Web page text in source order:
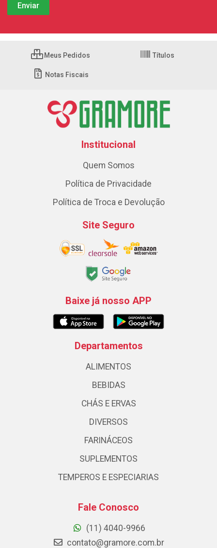
Meus Pedidos Títulos
Notas Fiscais
Institucional
Quem Somos
Política de Privacidade
Política de Troca e Devolução
Site Seguro
Baixe já nosso APP
Departamentos
ALIMENTOS
BEBIDAS
CHÁS E ERVAS
DIVERSOS
FARINÁCEOS
SUPLEMENTOS
TEMPEROS E ESPECIARIAS
Fale Conosco
(11) 4040-9966
contato@gramore.com.br